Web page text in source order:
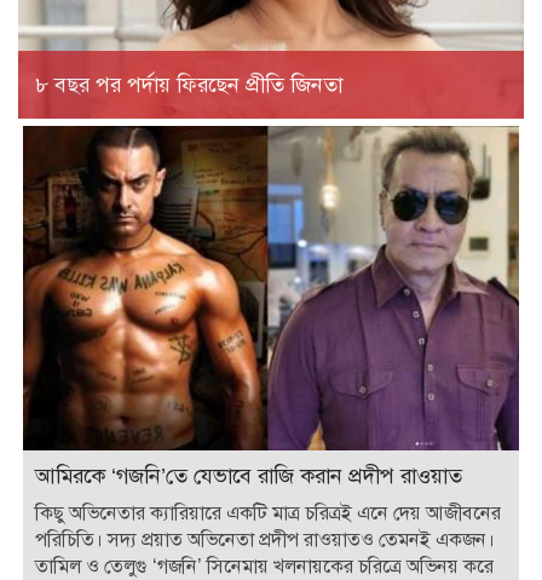
৮ বছর পর পর্দায় ফিরছেন প্রীতি জিনতা
আমিরকে ‘গজনি’তে যেভাবে রাজি করান প্রদীপ রাওয়াত
কিছু অভিনেতার ক্যারিয়ারে একটি মাত্র চরিত্রই এনে দেয় আজীবনের
পরিচিতি। সদ্য প্রয়াত অভিনেতা প্রদীপ রাওয়াতও তেমনই একজন।
তামিল ও তেলুগু ‘গজনি’ সিনেমায় খলনায়কের চরিত্রে অভিনয় করে